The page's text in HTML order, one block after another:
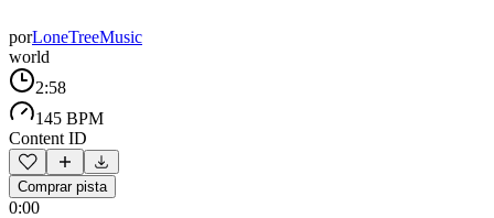
porLoneTreeMusic
world
2:58
145 BPM
Content ID
Comprar pista
0:00